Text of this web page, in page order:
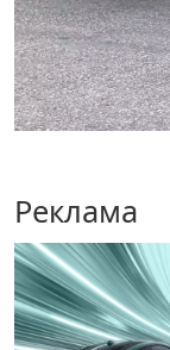
Реклама